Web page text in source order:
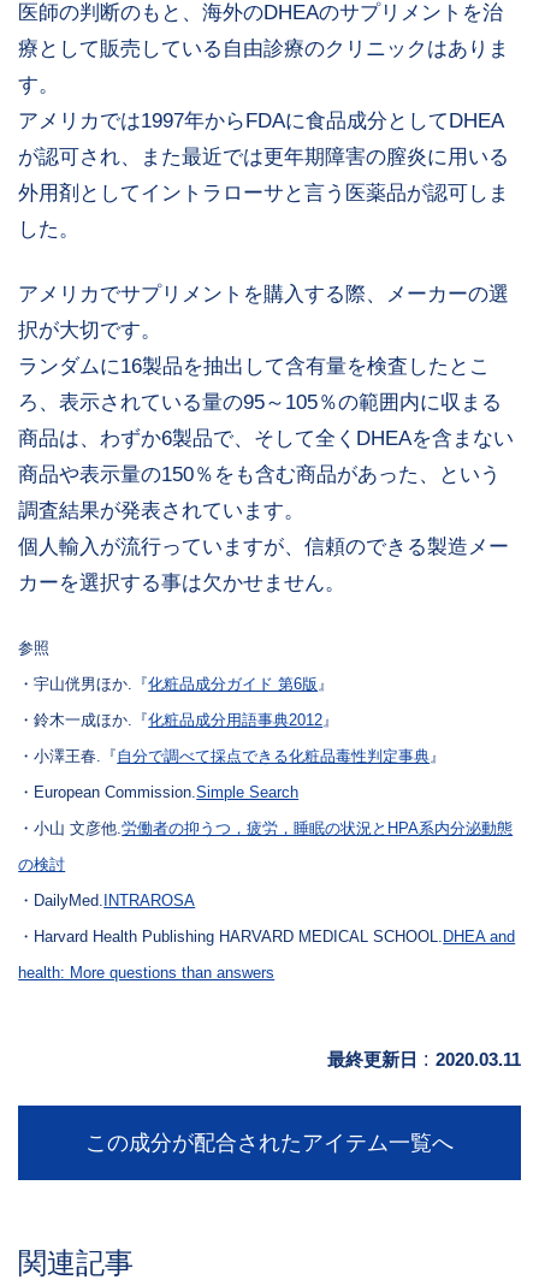
医師の判断のもと、海外のDHEAのサプリメントを治
療として販売している自由診療のクリニックはありま
す。
アメリカでは1997年からFDAに食品成分としてDHEA
が認可され、また最近では更年期障害の膣炎に用いる
外用剤としてイントラローサと言う医薬品が認可しま
した。
アメリカでサプリメントを購入する際、メーカーの選
択が大切です。
ランダムに16製品を抽出して含有量を検査したとこ
ろ、表示されている量の95～105％の範囲内に収まる
商品は、わずか6製品で、そして全くDHEAを含まない
商品や表示量の150％をも含む商品があった、という
調査結果が発表されています。
個人輸入が流行っていますが、信頼のできる製造メー
カーを選択する事は欠かせません。
参照
・宇山侊男ほか.『化粧品成分ガイド 第6版』
・鈴木一成ほか.『化粧品成分用語事典2012』
・小澤王春.『 自分で調べて採点できる化粧品毒性判定事典』
・European Commission.Simple Search
・小山 文彦他.労働者の抑うつ，疲労，睡眠の状況とHPA系内分泌動態
の検討
・DailyMed. INTRAROSA
・Harvard Health Publishing HARVARD MEDICAL SCHOOL. DHEA and
health: More questions than answers
最終更新日 : 2020.03.11
この成分が配合されたアイテム一覧へ
関連記事